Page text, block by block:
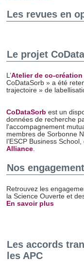
Les revues en
Le projet
L’Atelier de co-
CoDataSorb » a été
trajectoire » de
CoDataSorb est un
données de recherche
l'accompagnement
membres de Sorbonne
l’ESCP Business
Alliance.
Nos
Retrouvez les
la Science Ouverte et
En savoir plus
Les accords
les APC